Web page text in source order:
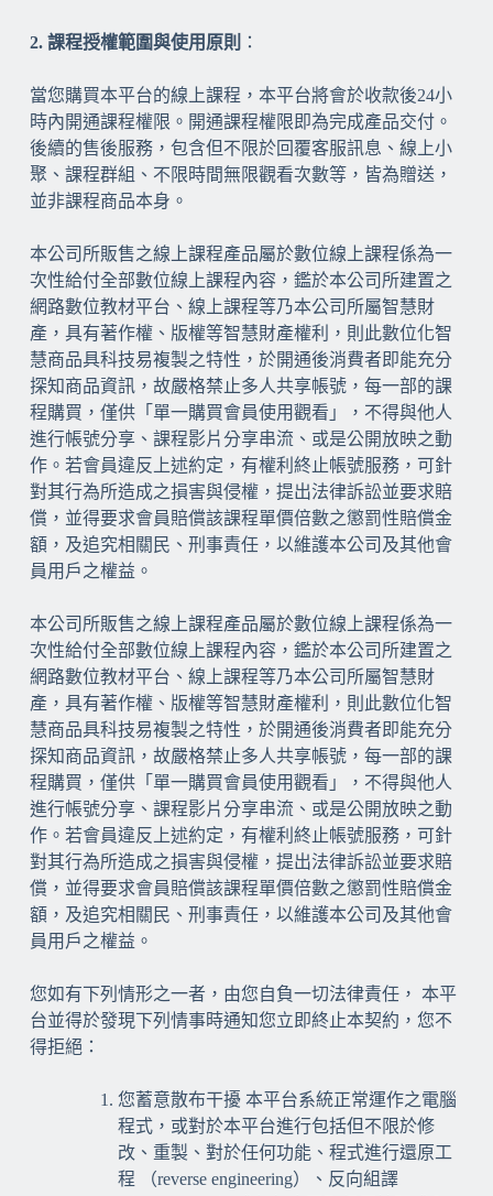
2. 課程授權範圍與使用原則 ：
當您購買本平台的線上課程，本平台將會於收款後24小
時內開通課程權限。開通課程權限即為完成產品交付。
後續的售後服務，包含但不限於回覆客服訊息、線上小
聚、課程群組、不限時間無限觀看次數等，皆為贈送，
並非課程商品本身。
本公司所販售之線上課程產品屬於數位線上課程係為一
次性給付全部數位線上課程內容，鑑於本公司所建置之
網路數位教材平台、線上課程等乃本公司所屬智慧財
產，具有著作權、版權等智慧財產權利，則此數位化智
慧商品具科技易複製之特性，於開通後消費者即能充分
探知商品資訊，故嚴格禁止多人共享帳號，每一部的課
程購買，僅供「單一購買會員使用觀看」，不得與他人
進行帳號分享、課程影片分享串流、或是公開放映之動
作。若會員違反上述約定，有權利終⽌帳號服務，可針
對其⾏為所造成之損害與侵權，提出法律訴訟並要求賠
償，並得要求會員賠償該課程單價倍數之懲罰性賠償⾦
額，及追究相關民、刑事責任，以維護本公司及其他會
員用戶之權益。
本公司所販售之線上課程產品屬於數位線上課程係為一
次性給付全部數位線上課程內容，鑑於本公司所建置之
網路數位教材平台、線上課程等乃本公司所屬智慧財
產，具有著作權、版權等智慧財產權利，則此數位化智
慧商品具科技易複製之特性，於開通後消費者即能充分
探知商品資訊，故嚴格禁止多人共享帳號，每一部的課
程購買，僅供「單一購買會員使用觀看」，不得與他人
進行帳號分享、課程影片分享串流、或是公開放映之動
作。若會員違反上述約定，有權利終⽌帳號服務，可針
對其⾏為所造成之損害與侵權，提出法律訴訟並要求賠
償，並得要求會員賠償該課程單價倍數之懲罰性賠償⾦
額，及追究相關民、刑事責任，以維護本公司及其他會
員用戶之權益。
您如有下列情形之一者，由您自負一切法律責任， 本平
台並得於發現下列情事時通知您立即終止本契約，您不
得拒絕：
您蓄意散布干擾 本平台系統正常運作之電腦
程式，或對於本平台進行包括但不限於修
改、重製、對於任何功能、程式進行還原工
程 （reverse engineering）、反向組譯